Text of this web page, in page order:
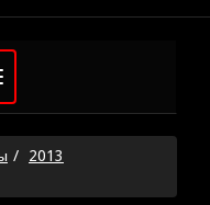
2013